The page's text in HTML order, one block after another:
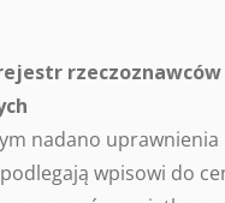
rzeczoznawców
nadano uprawnienia
wpisowi do